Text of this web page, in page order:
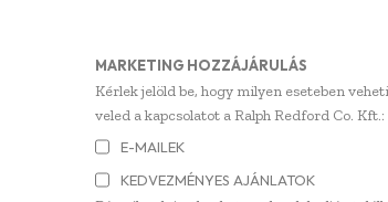
MARKETING HOZZÁJÁRULÁS
Kérlek jelöld be, hogy milyen eseteben
veled a kapcsolatot a Ralph Redford Co. Kft.:
E-MAILEK
KEDVEZMÉNYES AJÁNLATOK